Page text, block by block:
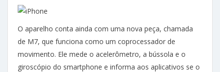
O aparelho conta ainda com uma nova peça, chamada
de M7, que funciona como um coprocessador de
movimento. Ele mede o acelerômetro, a bússola e o
giroscópio do smartphone e informa aos aplicativos se o